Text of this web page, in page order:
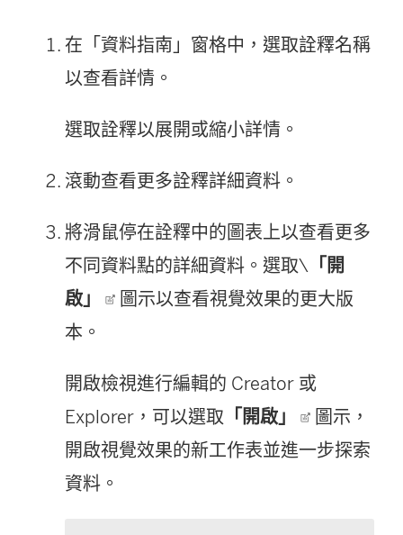
在「資料指南」窗格中，選取詮釋名稱
以查看詳情。
選取詮釋以展開或縮小詳情。
滾動查看更多詮釋詳細資料。
將滑鼠停在詮釋中的圖表上以查看更多
不同資料點的詳細資料。選取\ 「開
啟」
圖示以查看視覺效果的更大版
本。
開啟檢視進行編輯的 Creator 或
Explorer，可以選取 「開啟」
圖示，
開啟視覺效果的新工作表並進一步探索
資料。